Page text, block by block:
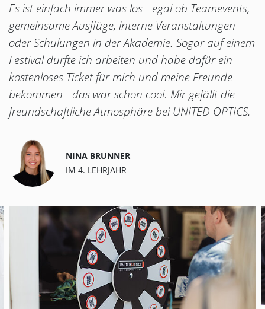
Es ist einfach immer was los - egal ob Teamevents,
gemeinsame Ausflüge, interne Veranstaltungen
oder Schulungen in der Akademie. Sogar auf einem
Festival durfte ich arbeiten und habe dafür ein
kostenloses Ticket für mich und meine Freunde
bekommen - das war schon cool. Mir gefällt die
freundschaftliche Atmosphäre beiUNITED OPTICS.
NINA BRUNNER
IM 4. LEHRJAHR
Slider überspringen